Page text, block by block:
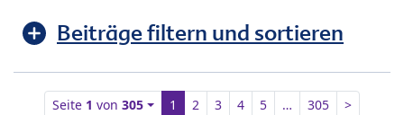
Beiträge filtern und sortieren
Seite 1 von305 1 2 3 4 5 … 305 >